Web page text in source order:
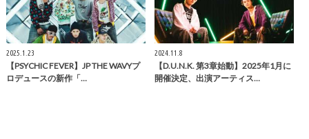
2025.1.23
【PSYCHIC FEVER】JP THE WAVYプ
ロデュースの新作「…
2024.11.8
【D.U.N.K. 第3章始動】2025年1月に
開催決定、出演アーティス…